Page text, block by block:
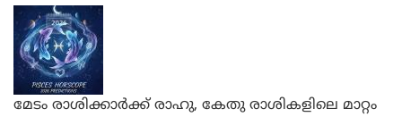
മേടം രാശിക്കാര്‍ക്ക് രാഹു, കേതു രാശികളിലെ മാറ്റം